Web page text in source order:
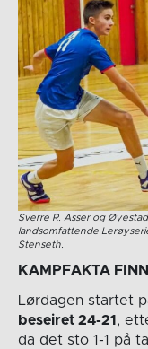
Sverre R. Asser og
landsomfattende
Stenseth.
KAMPFAKTA
Lørdagen startet
beseiret 24-21 ,
da det sto 1-1 på